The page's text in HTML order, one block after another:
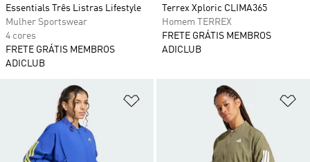
Essentials Três Listras Lifestyle
Mulher Sportswear
4 cores
FRETE GRÁTIS MEMBROS
ADICLUB
Terrex Xploric CLIMA365
Homem TERREX
FRETE GRÁTIS MEMBROS
ADICLUB
Adicionar à Lista de Desejos